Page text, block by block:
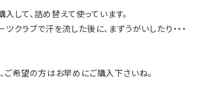
して、詰め替えて使っています。
クラブで汗を流した後に、まずうがいしたり・・・
ご希望の方はお早めにご購入下さいね。